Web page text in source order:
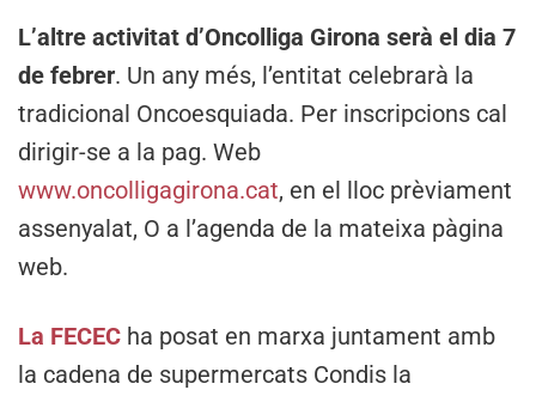
L’altre activitat d’Oncolliga Girona serà el dia 7
de febrer. Un any més, l’entitat celebrarà la
tradicional Oncoesquiada. Per inscripcions cal
dirigir-se a la pag. Web
www.oncolligagirona.cat, en el lloc prèviament
assenyalat, O a l’agenda de la mateixa pàgina
web.
La FECEC ha posat en marxa juntament amb
la cadena de supermercats Condis la